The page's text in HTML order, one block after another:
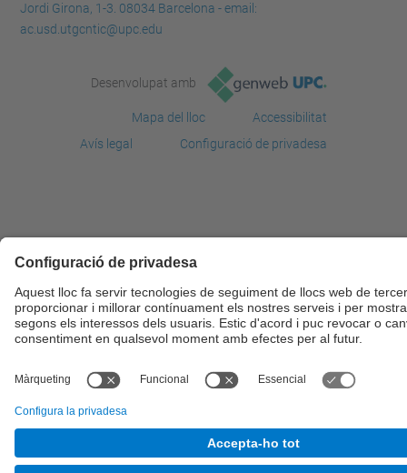
Jordi Girona, 1-3. 08034 Barcelona - email:
ac.usd.utgcntic@upc.edu
Desenvolupat amb
Mapa del lloc
Accessibilitat
Avís legal
Configuració de privadesa